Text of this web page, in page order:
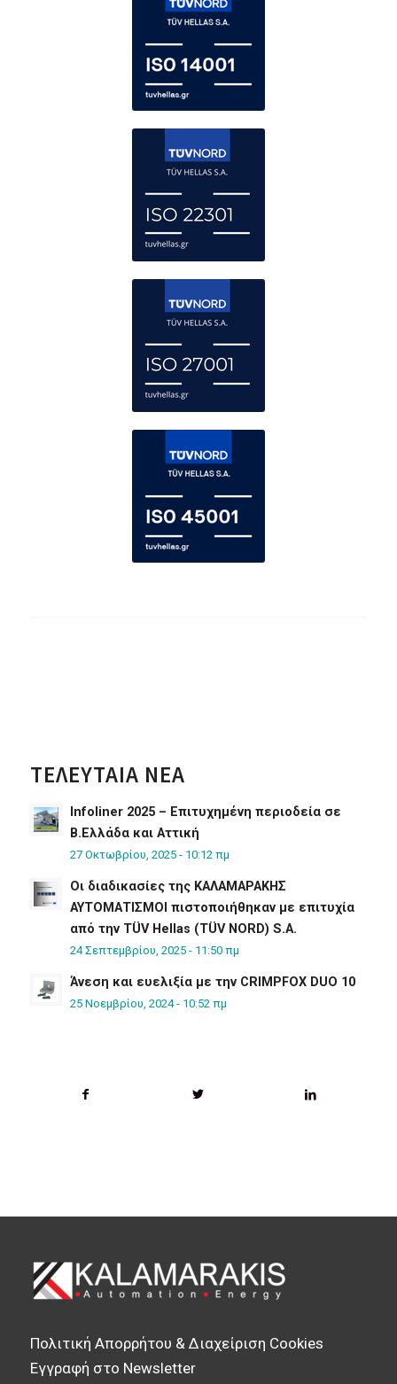
ΤΕΛΕΥΤΑΊΑ ΝΈΑ
Infoliner 2025 – Επιτυχημένη περιοδεία σε
Β.Ελλάδα και Αττική
27 Οκτωβρίου, 2025 - 10:12 πμ
Οι διαδικασίες της ΚΑΛΑΜΑΡΑΚΗΣ
ΑΥΤΟΜΑΤΙΣΜΟΙ πιστοποιήθηκαν με επιτυχία
από την TÜV Hellas (TÜV NORD) S.A.
24 Σεπτεμβρίου, 2025 - 11:50 πμ
Άνεση και ευελιξία με την CRIMPFOX DUO 10
25 Νοεμβρίου, 2024 - 10:52 πμ
Πολιτική Απορρήτου & Διαχείριση Cookies
Εγγραφή στο Newsletter